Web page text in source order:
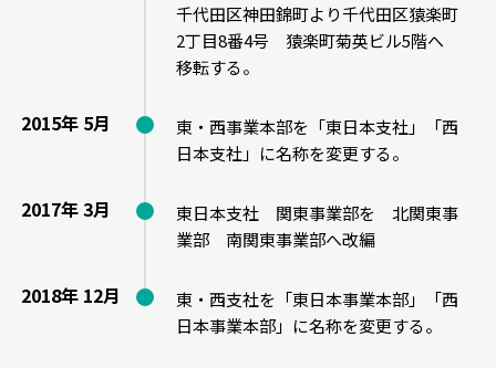
千代田区神田錦町より千代田区猿楽町
2丁目8番4号 猿楽町菊英ビル5階へ
移転する。
2015年 5月
東・西事業本部を「東日本支社」「西
日本支社」に名称を変更する。
2017年 3月
東日本支社 関東事業部を 北関東事
業部 南関東事業部へ改編
2018年 12月
東・西支社を「東日本事業本部」「西
日本事業本部」に名称を変更する。